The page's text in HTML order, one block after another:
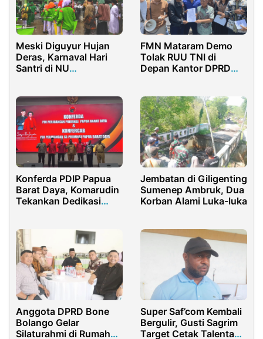
Meski Diguyur Hujan
Deras, Karnaval Hari
Santri di NU
FMN Mataram Demo
Tolak RUU TNI di
Depan Kantor DPRD
Konferda PDIP Papua
Barat Daya, Komarudin
Tekankan Dedikasi
Jembatan di Giligenting
Sumenep Ambruk, Dua
Korban Alami Luka-luka
Anggota DPRD Bone
Bolango Gelar
Silaturahmi di Rumah
Super Saf’com Kembali
Bergulir, Gusti Sagrim
Target Cetak Talenta